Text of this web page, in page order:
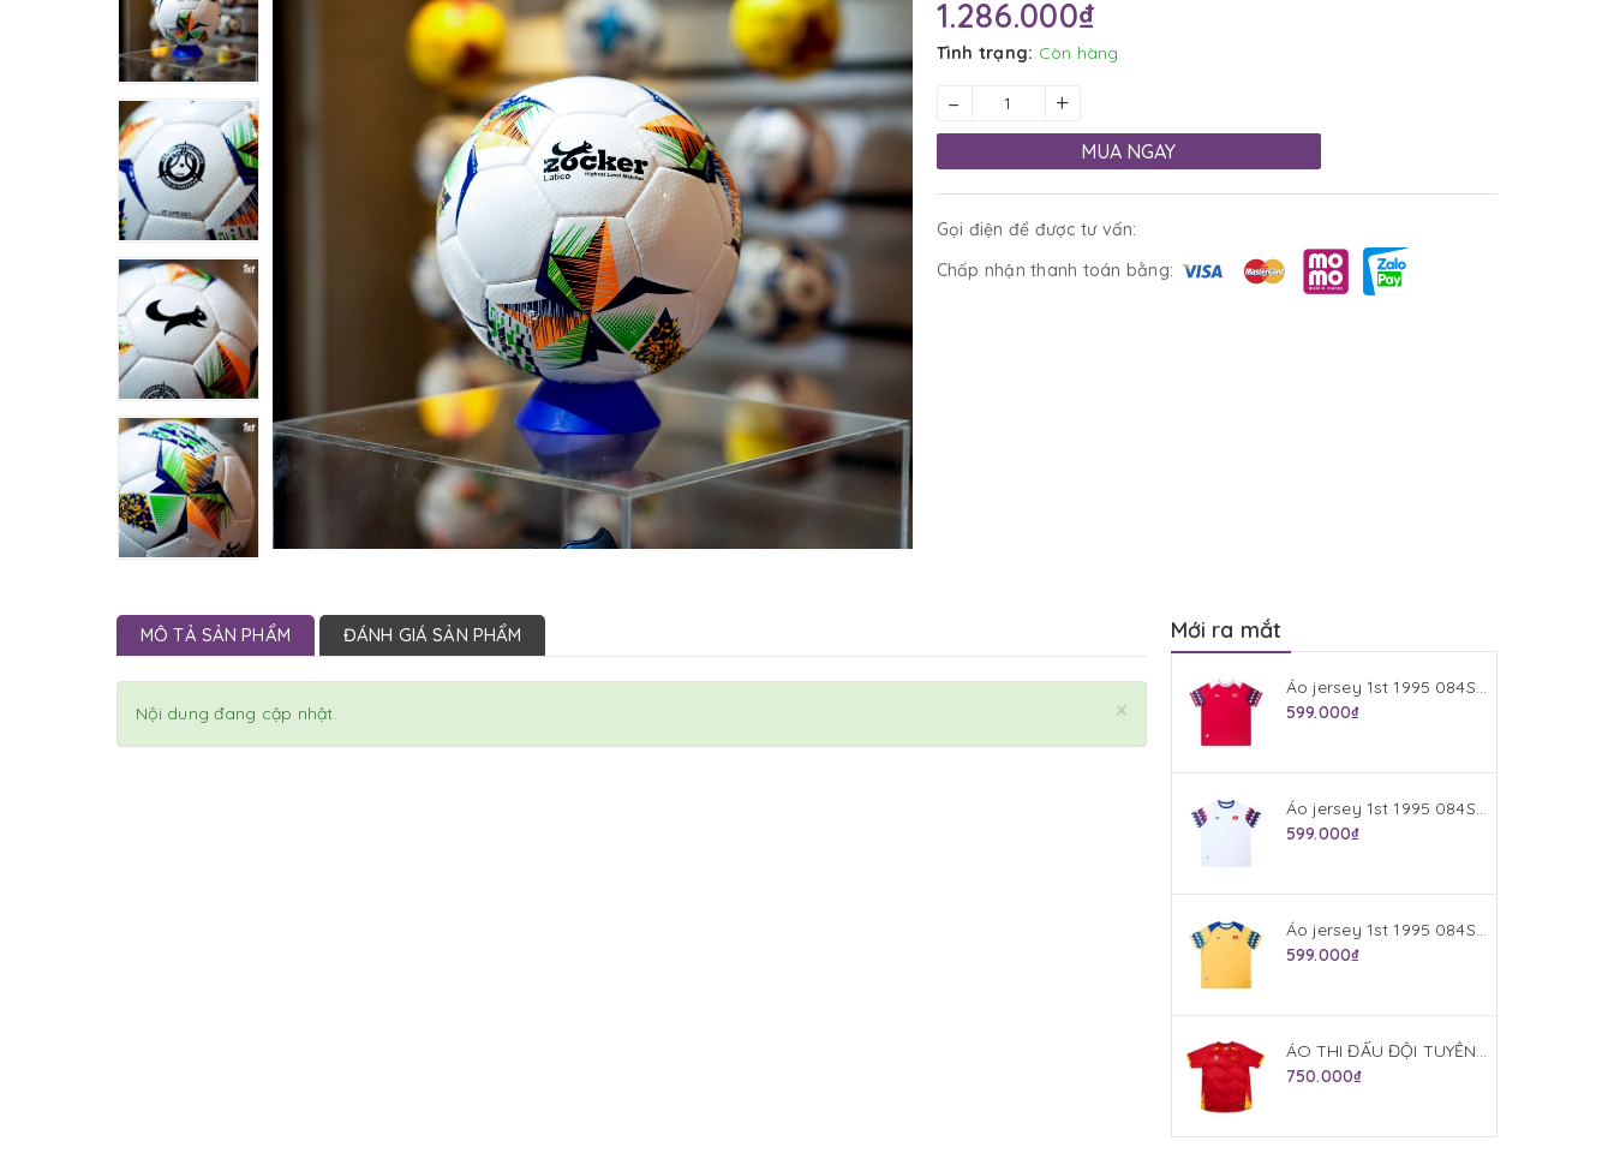
1.286.000₫
Tình trạng: Còn hàng
– +
MUA NGAY
Gọi điện để được tư vấn:
Chấp nhận thanh toán bằng:
MÔ TẢ SẢN PHẨM ĐÁNH GIÁ SẢN PHẨM
×
Nội dung đang cập nhật.
Mới ra mắt
Áo jersey 1st 1995 084S953VIE Đỏ
599.000₫
Áo jersey 1st 1995 084S952VIE Trắng
599.000₫
Áo jersey 1st 1995 084S954VIE Vàng
599.000₫
ÁO THI ĐẤU ĐỘI TUYỂN VIỆT NAM 2025 (BẢN PLAYER) JOGARBOLA SÂN NHÀ MÀU ĐỎ
750.000₫